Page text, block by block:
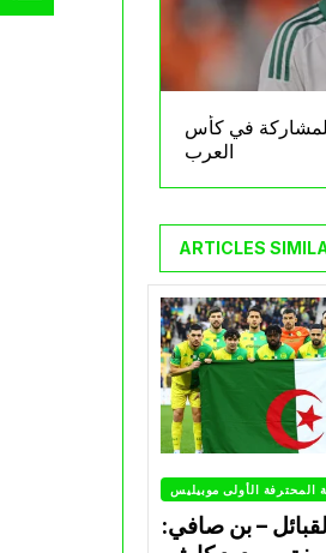
في كأس
العرب
ARTICLES
المحترفة الأولى موبيليس
– بن صافي: